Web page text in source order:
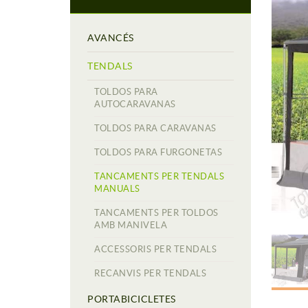
AVANCÉS
TENDALS
TOLDOS PARA
AUTOCARAVANAS
TOLDOS PARA CARAVANAS
TOLDOS PARA FURGONETAS
TANCAMENTS PER TENDALS
MANUALS
TANCAMENTS PER TOLDOS
AMB MANIVELA
ACCESSORIS PER TENDALS
RECANVIS PER TENDALS
PORTABICICLETES